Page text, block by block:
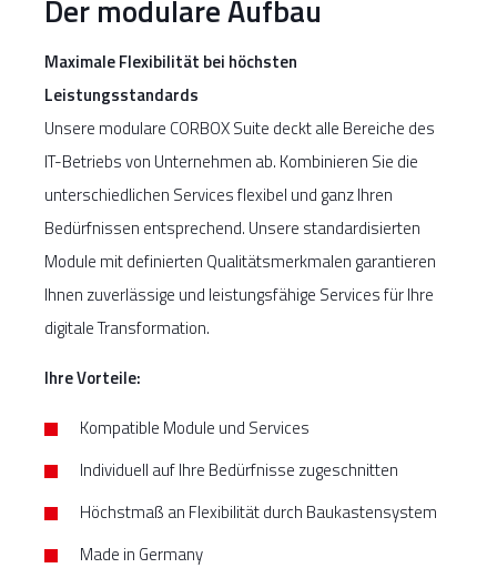
Der modulare Aufbau
Maximale Flexibilität bei höchsten
Leistungsstandards
Unsere modulare CORBOX Suite deckt alle Bereiche des
IT-Betriebs von Unternehmen ab. Kombinieren Sie die
unterschiedlichen Services flexibel und ganz Ihren
Bedürfnissen entsprechend. Unsere standardisierten
Module mit definierten Qualitätsmerkmalen garantieren
Ihnen zuverlässige und leistungsfähige Services für Ihre
digitale Transformation.
Ihre Vorteile:
Kompatible Module und Services
Individuell auf Ihre Bedürfnisse zugeschnitten
Höchstmaß an Flexibilität durch Baukastensystem
Made in Germany